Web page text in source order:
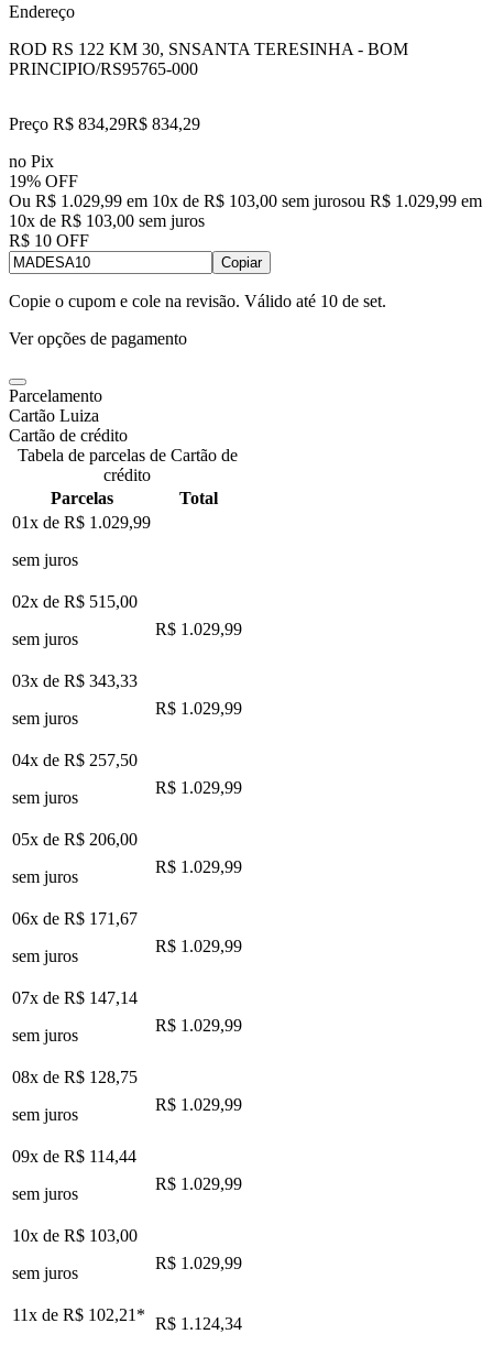
Endereço
ROD RS 122 KM 30, SNSANTA TERESINHA - BOM
PRINCIPIO/RS95765-000
Preço R$ 834,29R$ 834,29
no Pix
19% OFF
Ou R$ 1.029,99 em 10x de R$ 103,00 sem jurosou R$ 1.029,99 em
10x de R$ 103,00 sem juros
R$ 10 OFF
Copiar
Copie o cupom e cole na revisão. Válido até 10 de set.
Ver opções de pagamento
Parcelamento
Cartão Luiza
Cartão de crédito
Tabela de parcelas de Cartão de
crédito
Parcelas
Total
01x de R$ 1.029,99
sem juros
02x de R$ 515,00
sem juros
R$ 1.029,99
03x de R$ 343,33
sem juros
R$ 1.029,99
04x de R$ 257,50
sem juros
R$ 1.029,99
05x de R$ 206,00
sem juros
R$ 1.029,99
06x de R$ 171,67
sem juros
R$ 1.029,99
07x de R$ 147,14
sem juros
R$ 1.029,99
08x de R$ 128,75
sem juros
R$ 1.029,99
09x de R$ 114,44
sem juros
R$ 1.029,99
10x de R$ 103,00
sem juros
R$ 1.029,99
11x de R$ 102,21 * R$ 1.124,34